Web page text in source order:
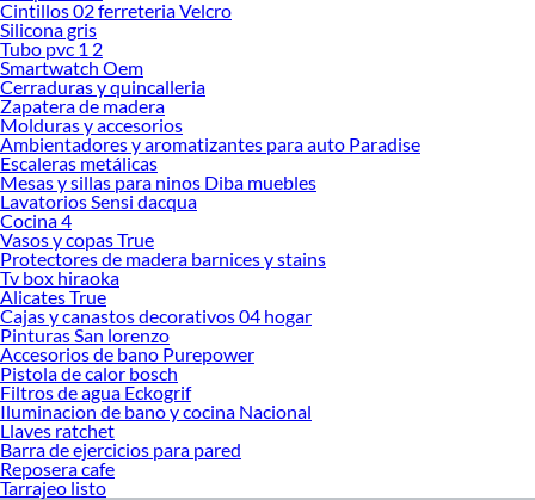
Cintillos 02 ferreteria Velcro
Silicona gris
Tubo pvc 1 2
Smartwatch Oem
Cerraduras y quincalleria
Zapatera de madera
Molduras y accesorios
Ambientadores y aromatizantes para auto Paradise
Escaleras metálicas
Mesas y sillas para ninos Diba muebles
Lavatorios Sensi dacqua
Cocina 4
Vasos y copas True
Protectores de madera barnices y stains
Tv box hiraoka
Alicates True
Cajas y canastos decorativos 04 hogar
Pinturas San lorenzo
Accesorios de bano Purepower
Pistola de calor bosch
Filtros de agua Eckogrif
Iluminacion de bano y cocina Nacional
Llaves ratchet
Barra de ejercicios para pared
Reposera cafe
Tarrajeo listo